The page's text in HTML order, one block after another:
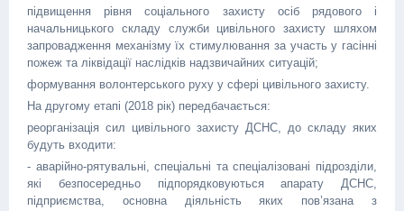
підвищення рівня соціального захисту осіб рядового і
начальницького складу служби цивільного захисту шляхом
запровадження механізму їх стимулювання за участь у гасінні
пожеж та ліквідації наслідків надзвичайних ситуацій;
формування волонтерського руху у сфері цивільного захисту.
На другому етапі (2018 рік) передбачається:
реорганізація сил цивільного захисту ДСНС, до складу яких
будуть входити:
- аварійно-рятувальні, спеціальні та спеціалізовані підрозділи,
які безпосередньо підпорядковуються апарату ДСНС,
підприємства, основна діяльність яких пов’язана з